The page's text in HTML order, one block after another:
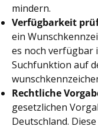
mindern.
Verfügbarkeit
ein
es noch verfügbar
Suchfunktion auf
Rechtliche
gesetzlichen
Deutschland.